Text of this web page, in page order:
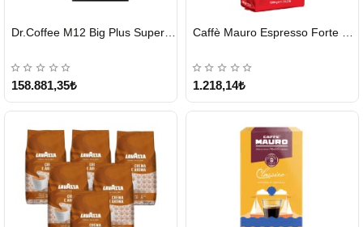
GÖNDERİ
158.881,35₺
GÖNDERİ
1.218,14₺